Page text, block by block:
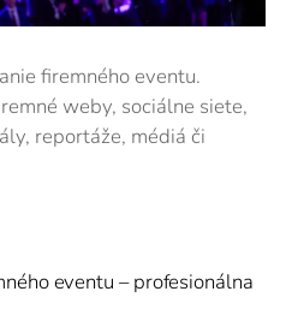
firemného eventu.
weby, sociálne siete,
reportáže, médiá či
eventu – profesionálna